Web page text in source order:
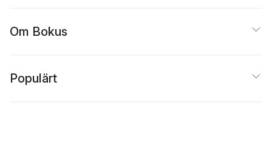
Om Bokus
Populärt